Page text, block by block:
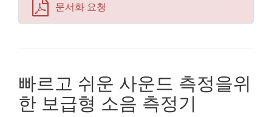
문서화 요청
빠르고 쉬운 사운드 측정을위
한 보급형 소음 측정기